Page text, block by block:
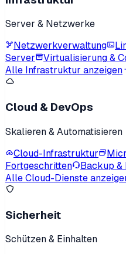
Server & Netzwerke
Netzwerkverwaltung
Server
Virtualisierung &
Alle Infrastruktur anzeigen
Cloud & DevOps
Skalieren & Automatisieren
Cloud-Infrastruktur
Fortgeschritten
Backup &
Alle Cloud-Dienste
Sicherheit
Schützen & Einhalten